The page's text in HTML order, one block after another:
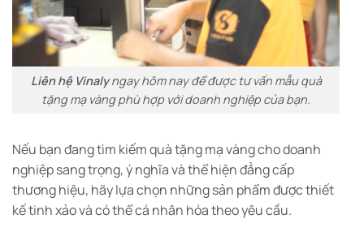
Liên hệ Vinalyngay hôm nay để được tư vấn mẫu quà
tặng mạ vàng phù hợp với doanh nghiệp của bạn.
Nếu bạn đang tìm kiếm quà tặng mạ vàng cho doanh
nghiệp sang trọng, ý nghĩa và thể hiện đẳng cấp
thương hiệu, hãy lựa chọn những sản phẩm được thiết
kế tinh xảo và có thể cá nhân hóa theo yêu cầu.